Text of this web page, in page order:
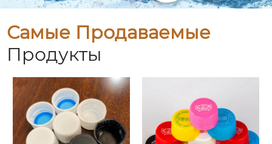
Самые Продаваемые
Продукты